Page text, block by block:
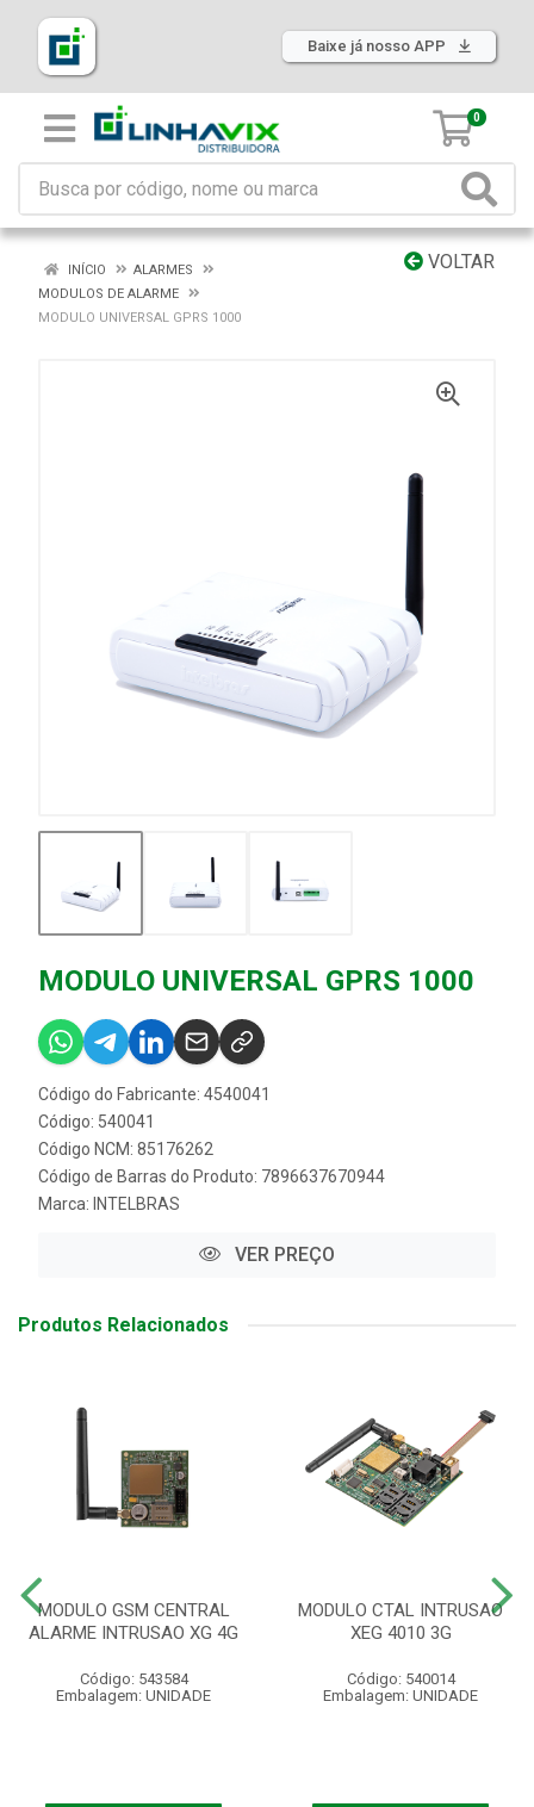
Baixe já nosso APP
0
VOLTAR
INÍCIO
ALARMES
MODULOS DE ALARME
MODULO UNIVERSAL GPRS 1000
MODULO UNIVERSAL GPRS 1000
Código do Fabricante: 4540041
Código: 540041
Código NCM: 85176262
Código de Barras do Produto: 7896637670944
Marca: INTELBRAS
VER PREÇO
Produtos Relacionados
MODULO GSM CENTRAL
ALARME INTRUSAO XG 4G
Código: 543584
Embalagem: UNIDADE
MODULO CTAL INTRUSAO
XEG 4010 3G
Código: 540014
Embalagem: UNIDADE